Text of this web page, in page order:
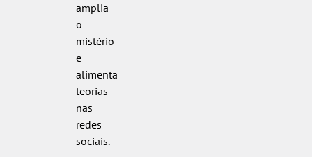
amplia
o
mistério
e
alimenta
teorias
nas
redes
sociais.